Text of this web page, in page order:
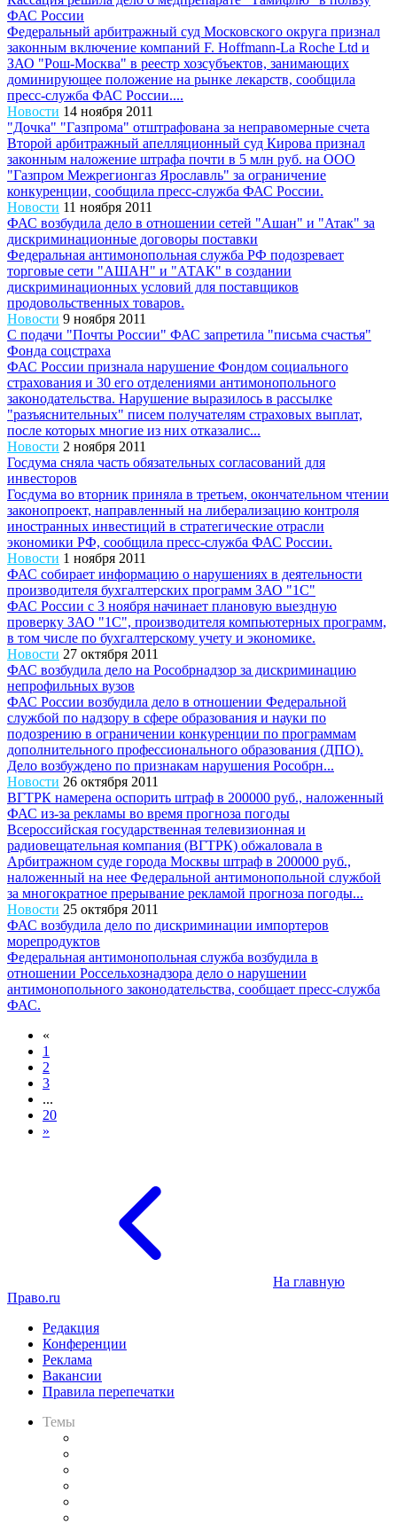
ФАС России
Федеральный арбитражный суд Московского округа признал
законным включение компаний F. Hoffmann-La Roche Ltd и
ЗАО "Рош-Москва" в реестр хозсубъектов, занимающих
доминирующее положение на рынке лекарств, сообщила
пресс-служба ФАС России....
Новости 14 ноября 2011
"Дочка" "Газпрома" отштрафована за неправомерные счета
Второй арбитражный апелляционный суд Кирова признал
законным наложение штрафа почти в 5 млн руб. на ООО
"Газпром Межрегионгаз Ярославль" за ограничение
конкуренции, сообщила пресс-служба ФАС России.
Новости 11 ноября 2011
ФАС возбудила дело в отношении сетей "Ашан" и "Атак" за
дискриминационные договоры поставки
Федеральная антимонопольная служба РФ подозревает
торговые сети "АШАН" и "АТАК" в создании
дискриминационных условий для поставщиков
продовольственных товаров.
Новости 9 ноября 2011
С подачи "Почты России" ФАС запретила "письма счастья"
Фонда соцстраха
ФАС России признала нарушение Фондом социального
страхования и 30 его отделениями антимонопольного
законодательства. Нарушение выразилось в рассылке
"разъяснительных" писем получателям страховых выплат,
после которых многие из них отказалис...
Новости 2 ноября 2011
Госдума сняла часть обязательных согласований для
инвесторов
Госдума во вторник приняла в третьем, окончательном чтении
законопроект, направленный на либерализацию контроля
иностранных инвестиций в стратегические отрасли
экономики РФ, сообщила пресс-служба ФАС России.
Новости 1 ноября 2011
ФАС собирает информацию о нарушениях в деятельности
производителя бухгалтерских программ ЗАО "1С"
ФАС России с 3 ноября начинает плановую выездную
проверку ЗАО "1С", производителя компьютерных программ,
в том числе по бухгалтерскому учету и экономике.
Новости 27 октября 2011
ФАС возбудила дело на Рособрнадзор за дискриминацию
непрофильных вузов
ФАС России возбудила дело в отношении Федеральной
службой по надзору в сфере образования и науки по
подозрению в ограничении конкуренции по программам
дополнительного профессионального образования (ДПО).
Дело возбуждено по признакам нарушения Рособрн...
Новости 26 октября 2011
ВГТРК намерена оспорить штраф в 200000 руб., наложенный
ФАС из-за рекламы во время прогноза погоды
Всероссийская государственная телевизионная и
радиовещательная компания (ВГТРК) обжаловала в
Арбитражном суде города Москвы штраф в 200000 руб.,
наложенный на нее Федеральной антимонопольной службой
за многократное прерывание рекламой прогноза погоды...
Новости 25 октября 2011
ФАС возбудила дело по дискриминации импортеров
морепродуктов
Федеральная антимонопольная служба возбудила в
отношении Россельхознадзора дело о нарушении
антимонопольного законодательства, сообщает пресс-служба
ФАС.
«
1
2
3
...
20
»
На главную
Право.ru
Редакция
Конференции
Реклама
Вакансии
Правила перепечатки
Темы